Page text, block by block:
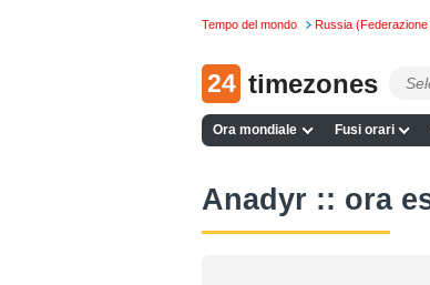
Tempo del mondo Russia (Federazione
24 timezones
Ora mondiale Fusi orari
Anadyr :: ora